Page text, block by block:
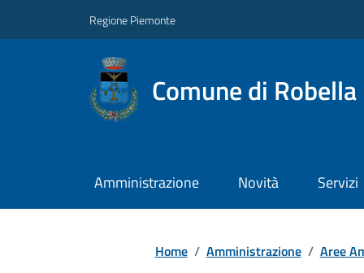
Regione Piemonte
Comune di Robella
Amministrazione Novità Servizi
Home / Amministrazione / Aree